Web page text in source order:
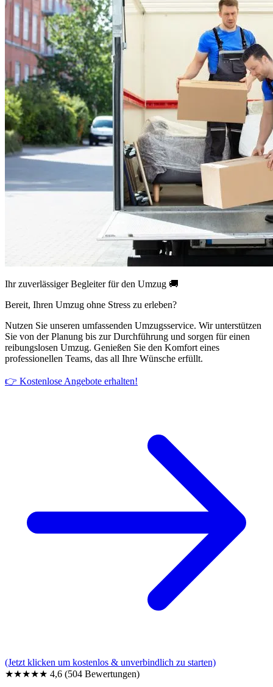
Ihr zuverlässiger Begleiter für den Umzug 🚚
Bereit, Ihren Umzug ohne Stress zu erleben?
Nutzen Sie unseren umfassenden Umzugsservice. Wir unterstützen
Sie von der Planung bis zur Durchführung und sorgen für einen
reibungslosen Umzug. Genießen Sie den Komfort eines
professionellen Teams, das all Ihre Wünsche erfüllt.
👉 Kostenlose Angebote erhalten!
(Jetzt klicken um kostenlos & unverbindlich zu starten)
★★★★★ 4,6 (504 Bewertungen)